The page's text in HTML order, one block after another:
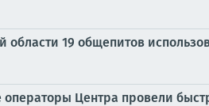
области 19 общепитов
Центра провели